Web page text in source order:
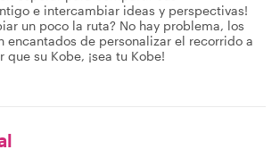
e intercambiar ideas y perspectivas!
un poco la ruta? No hay problema, los
encantados de personalizar el recorrido a
que su Kobe, ¡sea tu Kobe!